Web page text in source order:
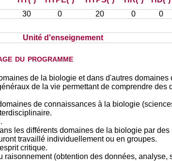
30 0 20 0 0
Unité d'enseignement
du programme
de la biologie et dans d'autres domaines
de la vie permettant de comprendre des
de connaissances à la biologie
les différents domaines de la biologie par
travaillé individuellement ou en groupes.
critique.
(obtention des données, analyse,